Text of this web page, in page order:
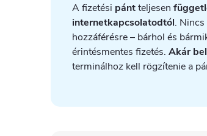
A fizetési pántteljesen
internetkapcsolatodtól.
hozzáférésre – bárhol és
érintésmentes fizetés.Akár
terminálhoz kell rögzítenie a